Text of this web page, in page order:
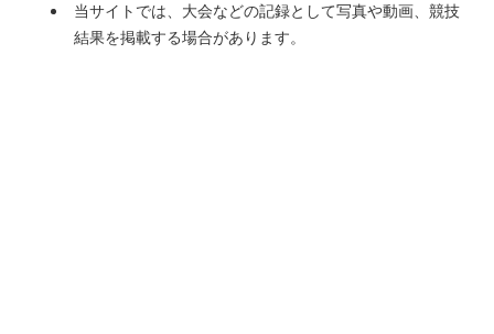
当サイトでは、大会などの記録として写真や動画、競技
結果を掲載する場合があります。